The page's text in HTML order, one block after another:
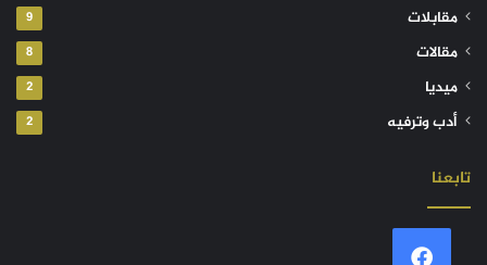
مقابلات 9
مقالات 8
ميديا 2
أدب وترفيه 2
تابعنا